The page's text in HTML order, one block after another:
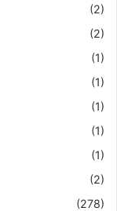
(2)
(2)
(1)
(1)
(1)
(1)
(1)
(2)
(278)